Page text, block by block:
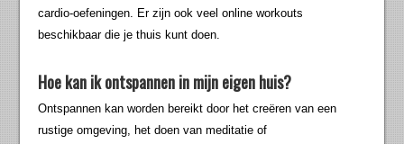
cardio-oefeningen. Er zijn ook veel online workouts
beschikbaar die je thuis kunt doen.
Hoe kan ik ontspannen in mijn eigen huis?
Ontspannen kan worden bereikt door het creëren van een
rustige omgeving, het doen van meditatie of